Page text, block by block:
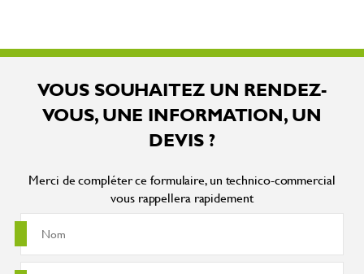
VOUS SOUHAITEZ UN RENDEZ-
VOUS, UNE INFORMATION, UN
DEVIS ?
Merci de compléter ce formulaire, un technico-commercial
vous rappellera rapidement